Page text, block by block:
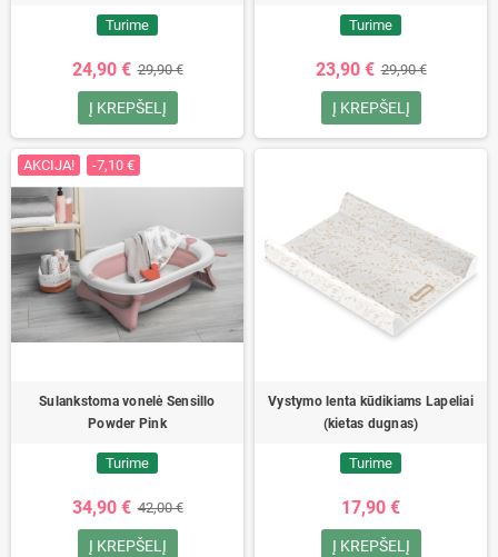
Turime
24,90 € 29,90 €
Į KREPŠELĮ
Turime
23,90 € 29,90 €
Į KREPŠELĮ
AKCIJA! -7,10 €
Sulankstoma vonelė Sensillo
Powder Pink
Turime
34,90 € 42,00 €
Į KREPŠELĮ
Vystymo lenta kūdikiams Lapeliai
(kietas dugnas)
Turime
17,90 €
Į KREPŠELĮ